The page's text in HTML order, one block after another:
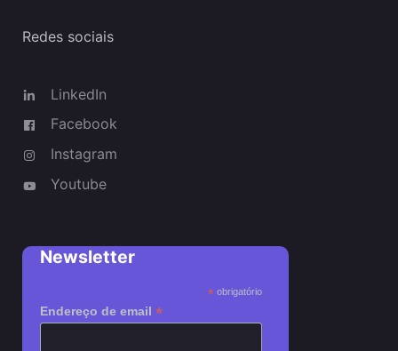
Redes sociais
LinkedIn
Facebook
Instagram
Youtube
Newsletter
*obrigatório
Endereço de email *